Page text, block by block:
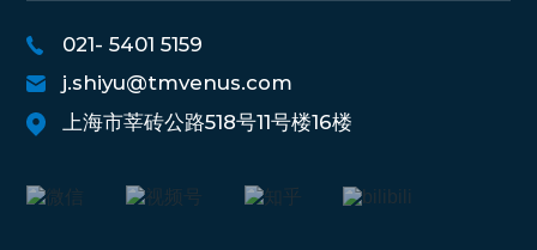
021- 5401 5159
j.shiyu@tmvenus.com
上海市莘砖公路518号11号楼16楼